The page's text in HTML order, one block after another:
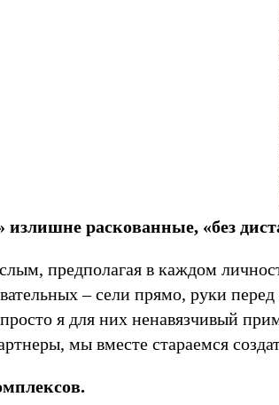
раскованные, «без
предполагая в каждом
– сели прямо, руки
я для них ненавязчивый
мы вместе стараемся